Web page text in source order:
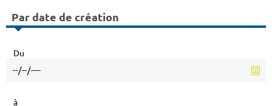
Par date de création
Du
à